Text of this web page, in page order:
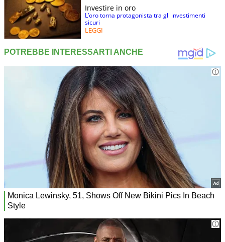
Investire in oro
L’oro torna protagonista tra gli investimenti
sicuri
LEGGI